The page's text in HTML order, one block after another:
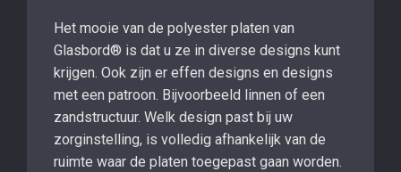
Het mooie van de polyester platen van
Glasbord® is dat u ze in diverse designs kunt
krijgen. Ook zijn er effen designs en designs
met een patroon. Bijvoorbeeld linnen of een
zandstructuur. Welk design past bij uw
zorginstelling, is volledig afhankelijk van de
ruimte waar de platen toegepast gaan worden.